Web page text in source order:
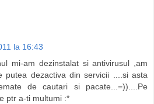
la 16:43
mi-am dezinstalat si antivirusul ,am
putea dezactiva din servicii ....si asta
de cautari si pacate...=))....Pe
ptr a-ti multumi :*